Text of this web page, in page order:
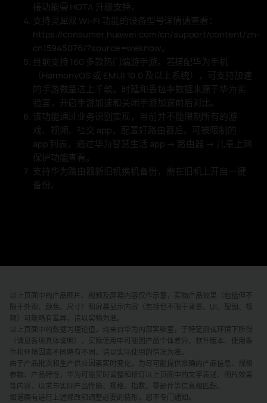
接功能需 HOTA 升级支⁠⁠持⁠。
支持灵犀双 Wi-Fi 功能的设备型号详情请查看：
https://consumer.huawei.com/cn/support/content/zh-
cn15945076/?source=weknow
目前支持 160 多款热门端游手游。若搭配华为手机
（HarmonyOS 或 EMUI 10.0 及以上系统），可支持加速
的手游数量达上千款。时延和丢包率数据来源于华为实
验室，开启手游加速和关闭手游加速前后对⁠比⁠。
该功能通过业务识别实现，当前并不能限制所有的游
戏、视频、社交 app，配置好路由器后，可被限制的
app 列表，通过华为智慧生活 app → 路由器 → 儿童上网
保护功能查⁠⁠看⁠。
支持华为路由器新旧机换机备份，需在旧机上开启一键
备⁠份⁠。
以上页面中的产品图片、视频及屏幕内容仅作示意，实物产品效果（包括但不
限于外观、颜色、尺寸）和屏幕显示内容（包括但不限于背景、UI、配图、视
频）可能略有差异，请以实物为准。
以上页面中的数据为理论值，均来自华为内部实验室，于特定测试环境下所得
（请见各项具体说明），实际使用中可能因产品个体差异、软件版本、使用条
件和环境因素不同略有不同，请以实际使用的情况为准。
由于产品批次和生产供应因素实时变化，为尽可能提供准确的产品信息、规格
参数、产品特性，华为可能实时调整和修订以上页面中的文字表述、图片效果
等内容，以求与实际产品性能、规格、指数、零部件等信息相匹配。
如遇确有进行上述修改和调整必要的情形，恕不专门通知。